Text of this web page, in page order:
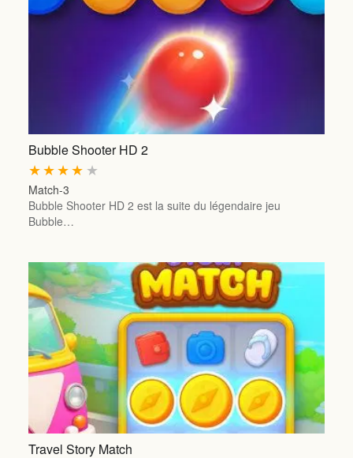
Bubble Shooter HD 2
★
★
★
★
★
Match-3
Bubble Shooter HD 2 est la suite du légendaire jeu
Bubble…
Travel Story Match